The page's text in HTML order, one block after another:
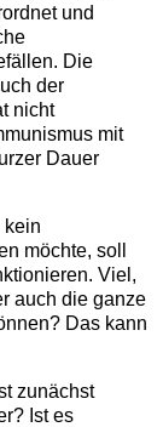
und
Die
der
nicht
mit
Dauer
kein
möchte, soll
Viel,
auch die ganze
Das kann
zunächst
Ist es